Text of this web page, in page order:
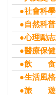
●社會科學
●自然科普
●心理勵志
●醫療保健
●飲 食
●生活風格
●旅 遊